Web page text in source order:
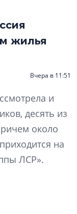
жилья
Вчера в 11:51
и
десять из
около
на
ЛСР».